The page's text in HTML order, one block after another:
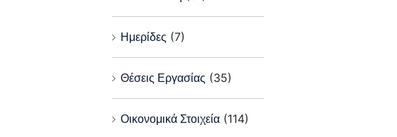
Ημερίδες (7)
Θέσεις Εργασίας (35)
Οικονομικά Στοιχεία (114)